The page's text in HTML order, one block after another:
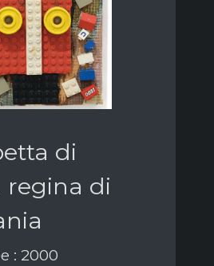
di
regina di
: 2000